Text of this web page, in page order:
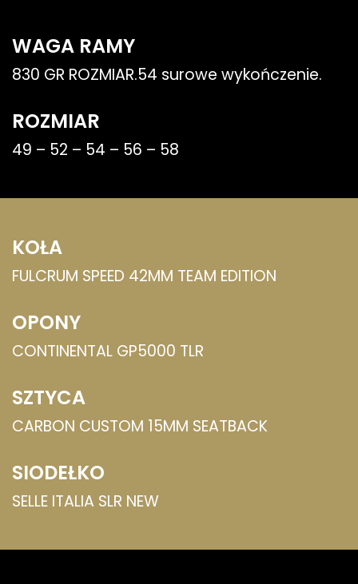
KOŁA
FULCRUM SPEED 42MM TEAM EDITION
OPONY
CONTINENTAL GP5000 TLR
SZTYCA
CARBON CUSTOM 15MM SEATBACK
SIODEŁKO
SELLE ITALIA SLR NEW
WAGA RAMY
830 GR ROZMIAR.54 surowe wykończenie.
ROZMIAR
49 – 52 – 54 – 56 – 58